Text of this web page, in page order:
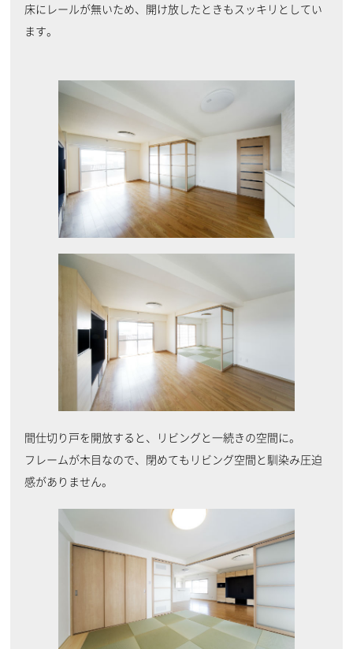
床にレールが無いため、開け放したときもスッキリとしてい
ます。
間仕切り戸を開放すると、リビングと一続きの空間に。
フレームが木目なので、閉めてもリビング空間と馴染み圧迫
感がありません。